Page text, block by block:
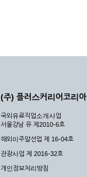
(주) 플러스커리어코리아
국외유료직업소개사업
서울강남 유 제2010-6호
해외이주알선업 제 16-04호
관광사업 제 2016-32호
개인정보처리방침